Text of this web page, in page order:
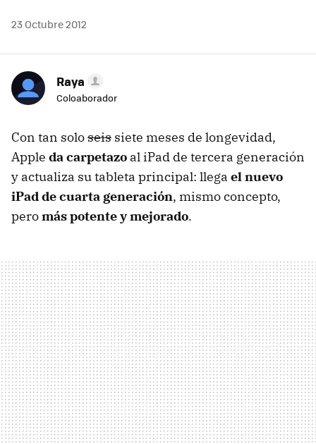
23 Octubre 2012
Raya
Coloaborador
Con tan soloseis siete meses de longevidad,
Apple da carpetazo al iPad de tercera generación
y actualiza su tableta principal: llega el nuevo
iPad de cuarta generación, mismo concepto,
peromás potente y mejorado.